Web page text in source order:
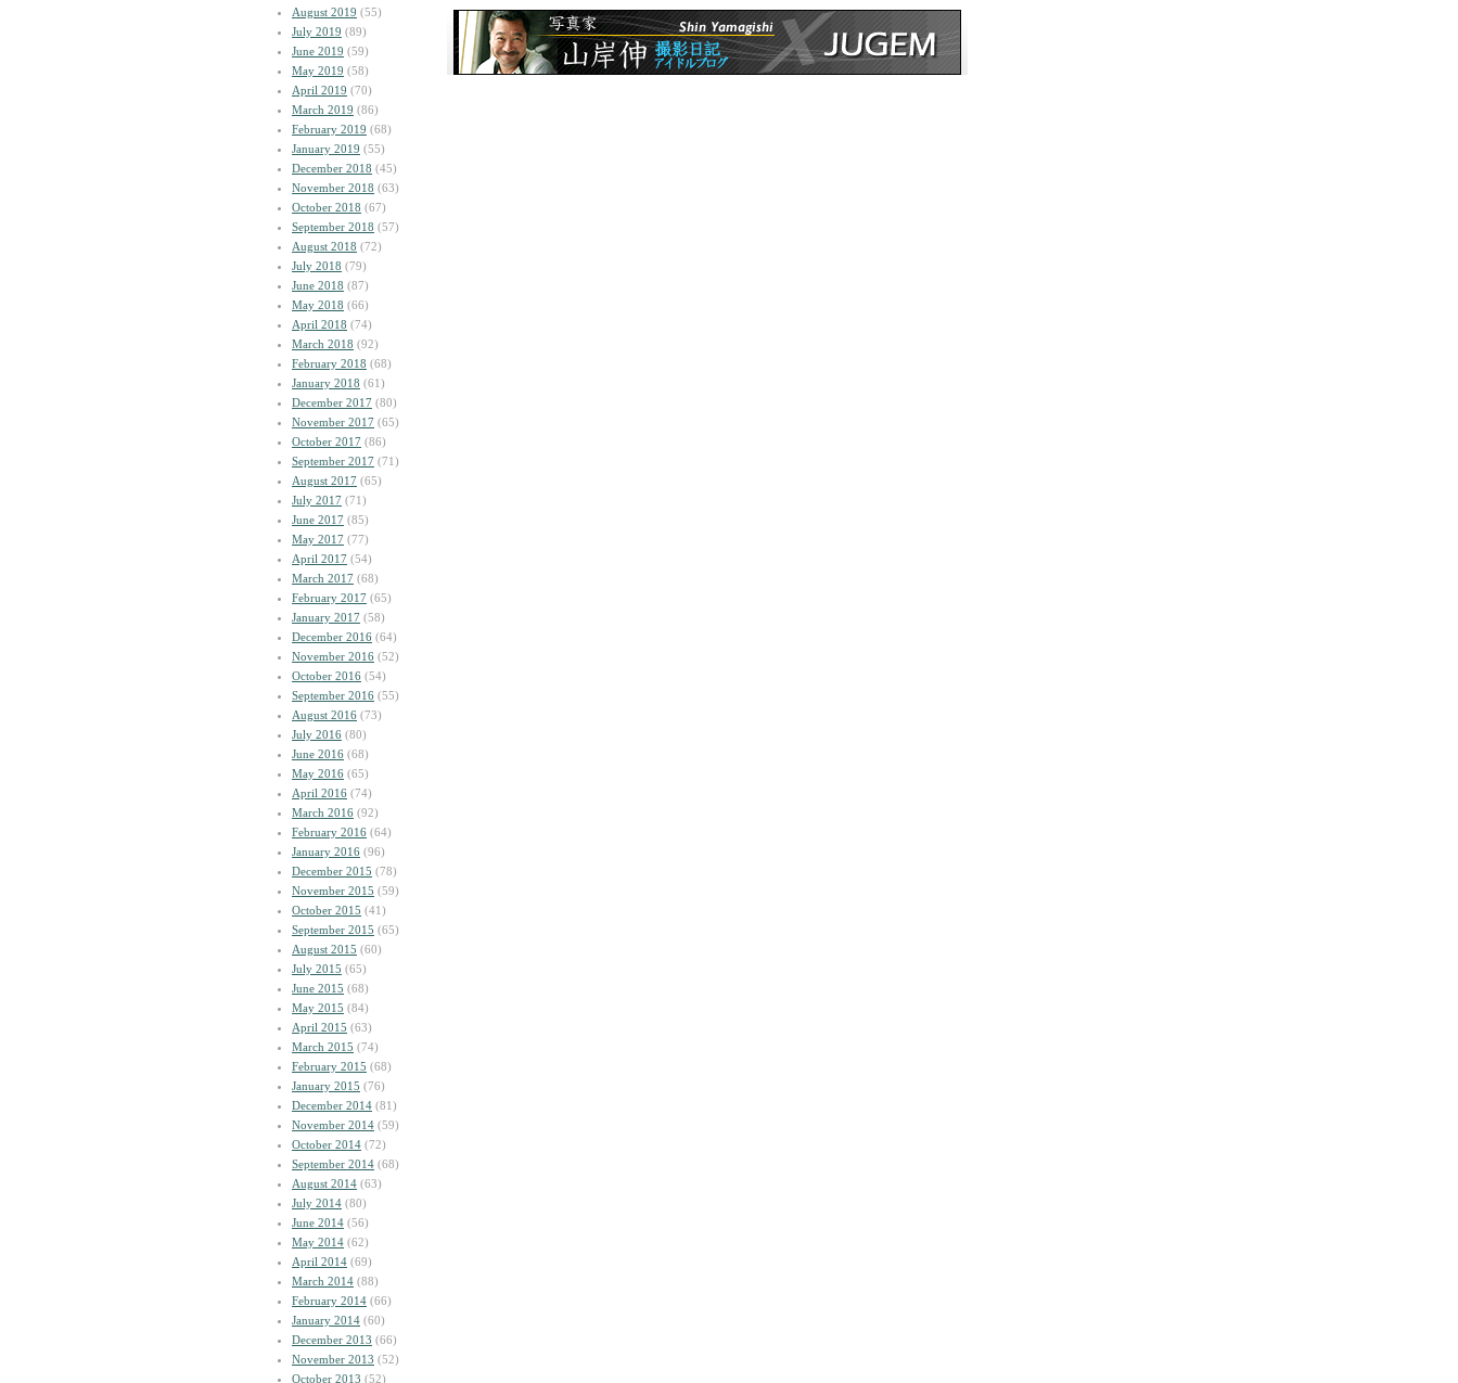
August 2019 (55)
July 2019 (89)
June 2019 (59)
May 2019 (58)
April 2019 (70)
March 2019 (86)
February 2019 (68)
January 2019 (55)
December 2018 (45)
November 2018 (63)
October 2018 (67)
September 2018 (57)
August 2018 (72)
July 2018 (79)
June 2018 (87)
May 2018 (66)
April 2018 (74)
March 2018 (92)
February 2018 (68)
January 2018 (61)
December 2017 (80)
November 2017 (65)
October 2017 (86)
September 2017 (71)
August 2017 (65)
July 2017 (71)
June 2017 (85)
May 2017 (77)
April 2017 (54)
March 2017 (68)
February 2017 (65)
January 2017 (58)
December 2016 (64)
November 2016 (52)
October 2016 (54)
September 2016 (55)
August 2016 (73)
July 2016 (80)
June 2016 (68)
May 2016 (65)
April 2016 (74)
March 2016 (92)
February 2016 (64)
January 2016 (96)
December 2015 (78)
November 2015 (59)
October 2015 (41)
September 2015 (65)
August 2015 (60)
July 2015 (65)
June 2015 (68)
May 2015 (84)
April 2015 (63)
March 2015 (74)
February 2015 (68)
January 2015 (76)
December 2014 (81)
November 2014 (59)
October 2014 (72)
September 2014 (68)
August 2014 (63)
July 2014 (80)
June 2014 (56)
May 2014 (62)
April 2014 (69)
March 2014 (88)
February 2014 (66)
January 2014 (60)
December 2013 (66)
November 2013 (52)
October 2013 (52)